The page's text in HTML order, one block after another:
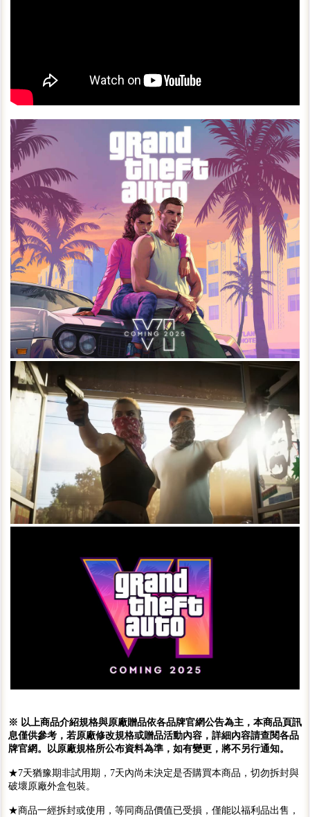
※ 以上商品介紹規格與原廠贈品依各品牌官網公告為主，本商品頁訊
息僅供參考，若原廠修改規格或贈品活動內容，詳細內容請查閱各品
牌官網。以原廠規格所公布資料為準，如有變更，將不另行通知。
★7天猶豫期非試用期，7天內尚未決定是否購買本商品，切勿拆封與
破壞原廠外盒包裝。
★商品一經拆封或使用，等同商品價值已受損，僅能以福利品出售，